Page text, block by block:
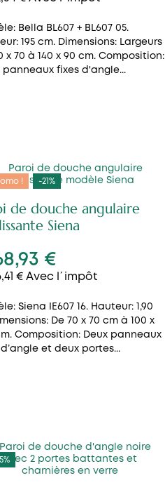
Bella BL607 + BL607 05.
195 cm. Dimensions: Largeurs
x 70 à 140 x 90 cm. Composition:
panneaux fixes d'angle...
! -21%
de douche angulaire
Siena
€
€ Avec l´impôt
Siena IE607 16. Hauteur: 1,90
De 70 x 70 cm à 100 x
Composition: Deux panneaux
et deux portes...